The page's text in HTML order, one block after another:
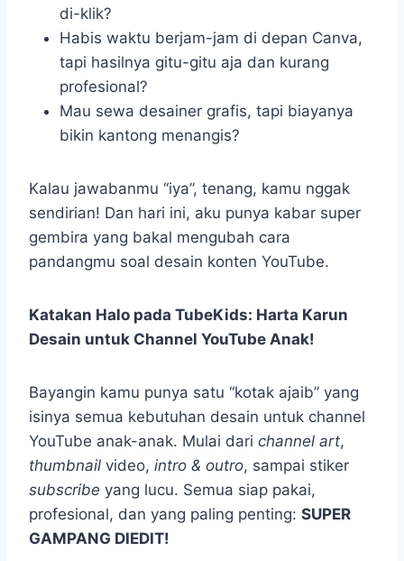
di-klik?
Habis waktu berjam-jam di depan Canva,
tapi hasilnya gitu-gitu aja dan kurang
profesional?
Mau sewa desainer grafis, tapi biayanya
bikin kantong menangis?
Kalau jawabanmu “iya”, tenang, kamu nggak
sendirian! Dan hari ini, aku punya kabar super
gembira yang bakal mengubah cara
pandangmu soal desain konten YouTube.
Katakan Halo pada TubeKids: Harta Karun
Desain untuk Channel YouTube Anak!
Bayangin kamu punya satu “kotak ajaib” yang
isinya semua kebutuhan desain untuk channel
YouTube anak-anak. Mulai dari channel art,
thumbnail video, intro & outro, sampai stiker
subscribe yang lucu. Semua siap pakai,
profesional, dan yang paling penting: SUPER
GAMPANG DIEDIT!